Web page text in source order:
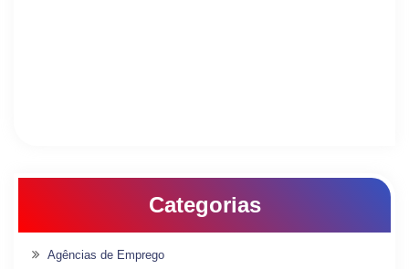
Categorias
Agências de Emprego